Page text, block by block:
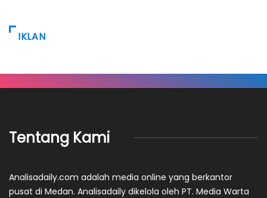
IKLAN
Tentang Kami
Analisadaily.com adalah media online yang berkantor
pusat di Medan. Analisadaily dikelola oleh PT. Media Warta